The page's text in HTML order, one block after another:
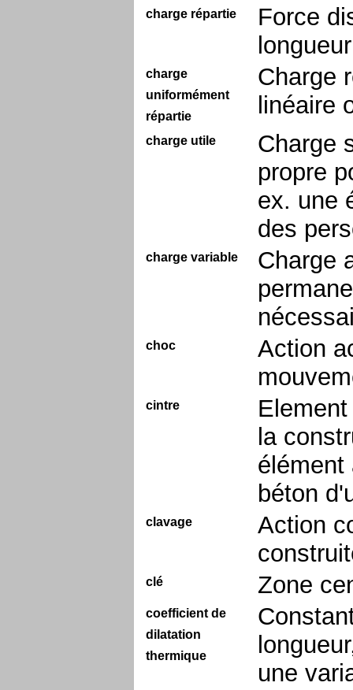
charge répartie
Force
charge
uniformément
répartie
Charge
linéaire
charge utile
Charge
propre
ex. une
des
charge variable
Charge
choc
Action
cintre
la
élément
béton
clavage
Action
clé Zone
coefficient de
dilatation
thermique
une